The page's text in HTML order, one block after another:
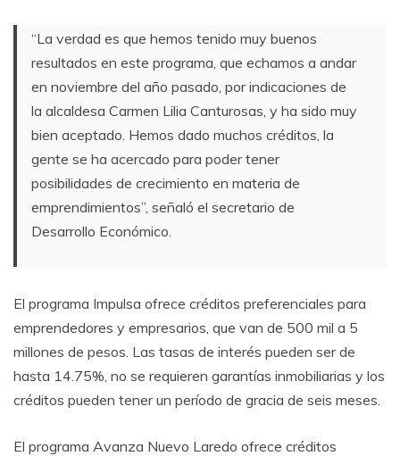
“La verdad es que hemos tenido muy buenos
resultados en este programa, que echamos a andar
en noviembre del año pasado, por indicaciones de
la alcaldesa Carmen Lilia Canturosas, y ha sido muy
bien aceptado. Hemos dado muchos créditos, la
gente se ha acercado para poder tener
posibilidades de crecimiento en materia de
emprendimientos”, señaló el secretario de
Desarrollo Económico.
El programa Impulsa ofrece créditos preferenciales para
emprendedores y empresarios, que van de 500 mil a 5
millones de pesos. Las tasas de interés pueden ser de
hasta 14.75%, no se requieren garantías inmobiliarias y los
créditos pueden tener un período de gracia de seis meses.
El programa Avanza Nuevo Laredo ofrece créditos